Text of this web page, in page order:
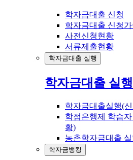
학자금대출 신청
학자금대출 신청가
사전신청현황
서류제출현황
학자금대출 실행
학자금대출 실행
학자금대출실행(
학점은행제 학습
황)
농촌학자금대출 실
학자금뱅킹